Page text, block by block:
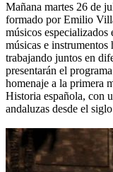
Mañana martes 26 de
formado por Emilio
músicos
músicas e
trabajando juntos en
presentarán el
homenaje a la primera
Historia española, con
andaluzas desde el